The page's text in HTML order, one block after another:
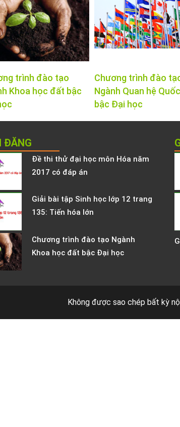
trình đào tạo
Khoa học đất bậc
Chương trình đào
Ngành Quan hệ
bậc Đại học
ĐĂNG
Đề thi thử đại học môn Hóa năm
2017 có đáp án
Giải bài tập Sinh học lớp 12 trang
135: Tiến hóa lớn
Chương trình đào tạo Ngành
Khoa học đất bậc Đại học
Không được sao chép bất kỳ